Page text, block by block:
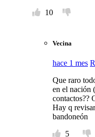
10
Vecina
hace 1 mes
Que raro
en el nación
contactos??
Hay q
bandoneón
5